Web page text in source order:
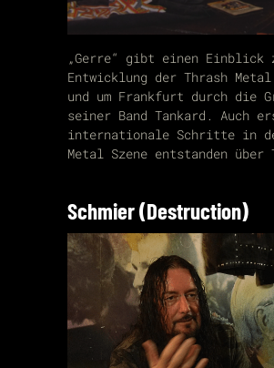
„Gerre“ gibt einen Einblick
Entwicklung der Thrash
und um Frankfurt durch die
seiner Band Tankard. Auch
internationale Schritte in
Metal Szene entstanden über
Schmier (Destruction)